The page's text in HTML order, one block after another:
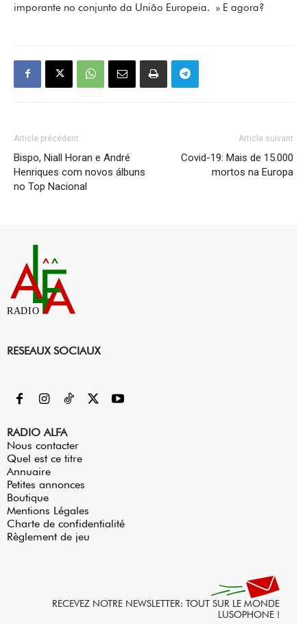
imporante no conjunto da União Europeia. » E agora?
Article précédent
Bispo, Niall Horan e André
Henriques com novos álbuns
no Top Nacional
Article suivant
Covid-19: Mais de 15.000
mortos na Europa
RADIO
RESEAUX SOCIAUX
RADIO ALFA
Nous contacter
Quel est ce titre
Annuaire
Petites annonces
Boutique
Mentions Légales
Charte de confidentialité
Règlement de jeu
RECEVEZ NOTRE NEWSLETTER: TOUT SUR LE MONDE
LUSOPHONE !